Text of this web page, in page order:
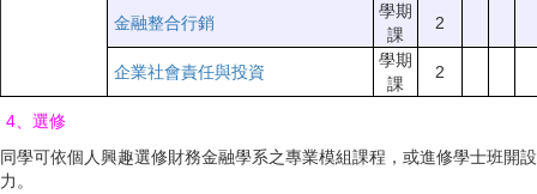
金融整合行銷
學期
課
2
企業社會責任與投資
學期
課
2
4、選修
同學可依個人興趣選修財務金融學系之專業模組課程，或進修學士班開
力。